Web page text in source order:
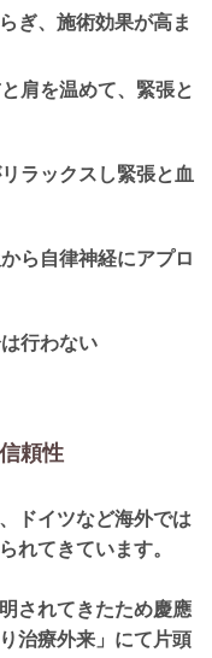
ぎ、施術効果が高ま
肩を温めて、緊張と
ラックスし緊張と血
ら自律神経にアプロ
行わない
頼性
ドイツなど海外では
れてきています。
されてきたため慶應
治療外来」にて片頭